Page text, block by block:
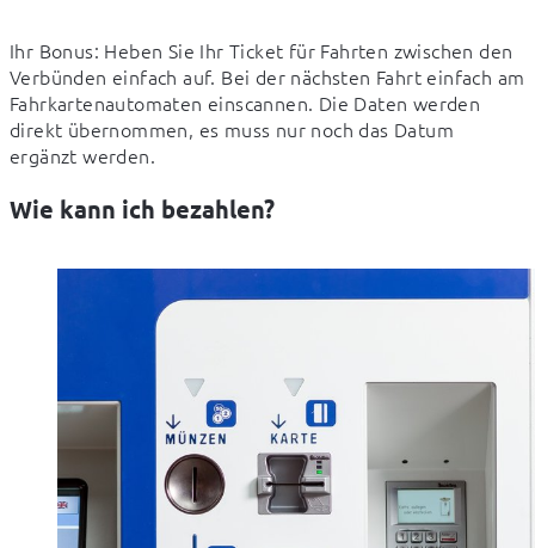
Ihr Bonus: Heben Sie Ihr Ticket für Fahrten zwischen den
Verbünden einfach auf. Bei der nächsten Fahrt einfach am
Fahrkartenautomaten einscannen. Die Daten werden
direkt übernommen, es muss nur noch das Datum
ergänzt werden.
Wie kann ich bezahlen?